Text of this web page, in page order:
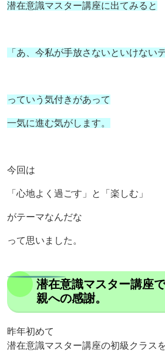
潜在意識マスター講座に出てみると
「あ、今私が手放さないといけない
っていう気付きがあって
一気に進む気がします。
今回は
「心地よく過ごす」と「楽しむ」
がテーマなんだな
って思いました。
潜在意識マスター講座
親への感謝。
昨年初めて
潜在意識マスター講座の初級クラス